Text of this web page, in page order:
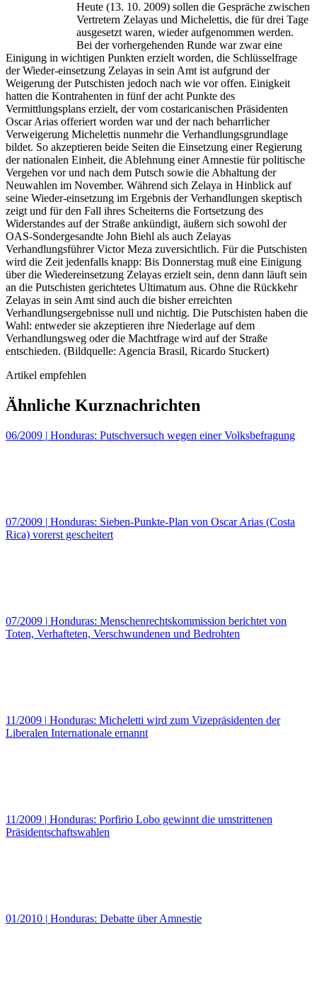
Heute (13. 10. 2009) sollen die Gespräche zwischen
Vertretern Zelayas und Michelettis, die für drei Tage
ausgesetzt waren, wieder aufgenommen werden.
Bei der vorhergehenden Runde war zwar eine
Einigung in wichtigen Punkten erzielt worden, die Schlüsselfrage
der Wieder-einsetzung Zelayas in sein Amt ist aufgrund der
Weigerung der Putschisten jedoch nach wie vor offen. Einigkeit
hatten die Kontrahenten in fünf der acht Punkte des
Vermittlungsplans erzielt, der vom costaricanischen Präsidenten
Oscar Arias offeriert worden war und der nach beharrlicher
Verweigerung Michelettis nunmehr die Verhandlungsgrundlage
bildet. So akzeptieren beide Seiten die Einsetzung einer Regierung
der nationalen Einheit, die Ablehnung einer Amnestie für politische
Vergehen vor und nach dem Putsch sowie die Abhaltung der
Neuwahlen im November. Während sich Zelaya in Hinblick auf
seine Wieder-einsetzung im Ergebnis der Verhandlungen skeptisch
zeigt und für den Fall ihres Scheiterns die Fortsetzung des
Widerstandes auf der Straße ankündigt, äußern sich sowohl der
OAS-Sondergesandte John Biehl als auch Zelayas
Verhandlungsführer Victor Meza zuversichtlich. Für die Putschisten
wird die Zeit jedenfalls knapp: Bis Donnerstag muß eine Einigung
über die Wiedereinsetzung Zelayas erzielt sein, denn dann läuft sein
an die Putschisten gerichtetes Ultimatum aus. Ohne die Rückkehr
Zelayas in sein Amt sind auch die bisher erreichten
Verhandlungsergebnisse null und nichtig. Die Putschisten haben die
Wahl: entweder sie akzeptieren ihre Niederlage auf dem
Verhandlungsweg oder die Machtfrage wird auf der Straße
entschieden. (Bildquelle: Agencia Brasil, Ricardo Stuckert)
Artikel empfehlen
Ähnliche Kurznachrichten
06/2009 | Honduras: Putschversuch wegen einer Volksbefragung
07/2009 | Honduras: Sieben-Punkte-Plan von Oscar Arias (Costa
Rica) vorerst gescheitert
07/2009 | Honduras: Menschenrechtskommission berichtet von
Toten, Verhafteten, Verschwundenen und Bedrohten
11/2009 | Honduras: Micheletti wird zum Vizepräsidenten der
Liberalen Internationale ernannt
11/2009 | Honduras: Porfirio Lobo gewinnt die umstrittenen
Präsidentschaftswahlen
01/2010 | Honduras: Debatte über Amnestie